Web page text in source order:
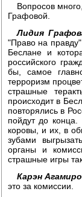
Вопросов
Графовой.
Лидия
"Право на
Беслане и
российского
бы, самое
терроризм
страшные
происходит в
повторялись в
пойдут до
коровы, и их, в
зубами
органы и
страшные игры
Карэн
это за комиссии.